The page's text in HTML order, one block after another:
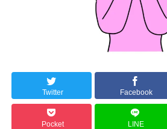
Twitter Facebook
Pocket LINE